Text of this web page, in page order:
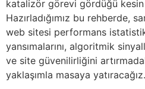
katalizör görevi gördüğü
Hazırladığımız bu rehberde,
web sitesi performans
yansımalarını, algoritmik
ve site güvenilirliğini
yaklaşımla masaya yatıracağız.